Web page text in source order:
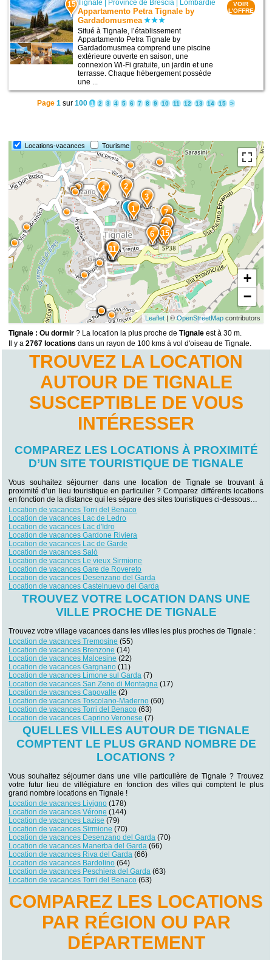
15 Tignale Province de Brescia Lombardie
Appartamento Petra Tignale by
Gardadomusmea
Situé à Tignale, l’établissement
Appartamento Petra Tignale by
Gardadomusmea comprend une piscine
extérieure ouverte en saison, une
connexion Wi-Fi gratuite, un jardin et une
terrasse. Chaque hébergement possède
une ...
VOIR
L'OFFRE
Page 1 sur 100 1 2 3 4 5 6 7 8 9 10 11 12 13 14 15 >
Locations-vacances Tourisme
15
14
13
12
11
10
9
8
7
65
4
3
2
1
+
−
Leaflet| ©OpenStreetMapcontributors
Tignale : Ou dormir ? La location la plus proche deTignale est à 30 m.
Il y a2767 locations dans un rayon de 100 kms à vol d'oiseau de Tignale.
TROUVEZ LA LOCATION
AUTOUR DE TIGNALE
SUSCEPTIBLE DE VOUS
INTÉRESSER
COMPAREZ LES LOCATIONS À PROXIMITÉ
D’UN SITE TOURISTIQUE DE TIGNALE
Vous souhaitez séjourner dans une location de Tignale se trouvant à
proximité d’un lieu touristique en particulier ? Comparez différents locations
en fonction de la distance qui les sépare des sites touristiques ci-dessous…
Location de vacances Torri del Benaco
Location de vacances Lac de Ledro
Location de vacances Lac d'Idro
Location de vacances Gardone Riviera
Location de vacances Lac de Garde
Location de vacances Salò
Location de vacances Le vieux Sirmione
Location de vacances Gare de Rovereto
Location de vacances Desenzano del Garda
Location de vacances Castelnuevo del Garda
TROUVEZ VOTRE LOCATION DANS UNE
VILLE PROCHE DE TIGNALE
Trouvez votre village vacances dans les villes les plus proches de Tignale :
Location de vacances Tremosine (55)
Location de vacances Brenzone (14)
Location de vacances Malcesine (22)
Location de vacances Gargnano (11)
Location de vacances Limone sul Garda (7)
Location de vacances San Zeno di Montagna (17)
Location de vacances Capovalle (2)
Location de vacances Toscolano-Maderno (60)
Location de vacances Torri del Benaco (63)
Location de vacances Caprino Veronese (7)
QUELLES VILLES AUTOUR DE TIGNALE
COMPTENT LE PLUS GRAND NOMBRE DE
LOCATIONS ?
Vous souhaitez séjourner dans une ville particulière de Tignale ? Trouvez
votre futur lieu de villégiature en fonction des villes qui comptent le plus
grand nombre locations en Tignale !
Location de vacances Livigno (178)
Location de vacances Vérone (144)
Location de vacances Lazise (79)
Location de vacances Sirmione (70)
Location de vacances Desenzano del Garda (70)
Location de vacances Manerba del Garda (66)
Location de vacances Riva del Garda (66)
Location de vacances Bardolino (64)
Location de vacances Peschiera del Garda (63)
Location de vacances Torri del Benaco (63)
COMPAREZ LES LOCATIONS
PAR RÉGION OU PAR
DÉPARTEMENT